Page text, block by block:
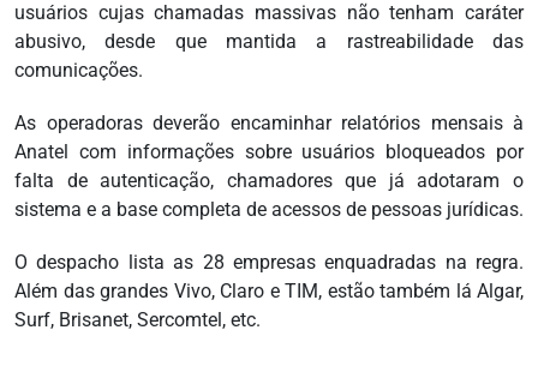
usuários cujas chamadas massivas não tenham caráter
abusivo, desde que mantida a rastreabilidade das
comunicações.
As operadoras deverão encaminhar relatórios mensais à
Anatel com informações sobre usuários bloqueados por
falta de autenticação, chamadores que já adotaram o
sistema e a base completa de acessos de pessoas jurídicas.
O despacho lista as 28 empresas enquadradas na regra.
Além das grandes Vivo, Claro e TIM, estão também lá Algar,
Surf, Brisanet, Sercomtel, etc.